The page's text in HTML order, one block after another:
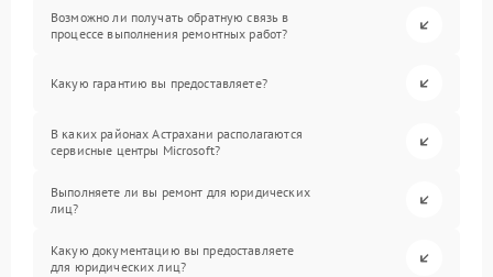
Возможно ли получать обратную связь в
процессе выполнения ремонтных работ?
Какую гарантию вы предоставляете?
В каких районах Астрахани располагаются
сервисные центры Microsoft?
Выполняете ли вы ремонт для юридических
лиц?
Какую документацию вы предоставляете
для юридических лиц?